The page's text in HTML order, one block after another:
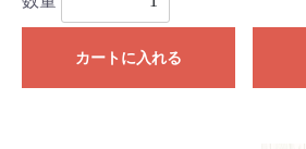
カートに入れる